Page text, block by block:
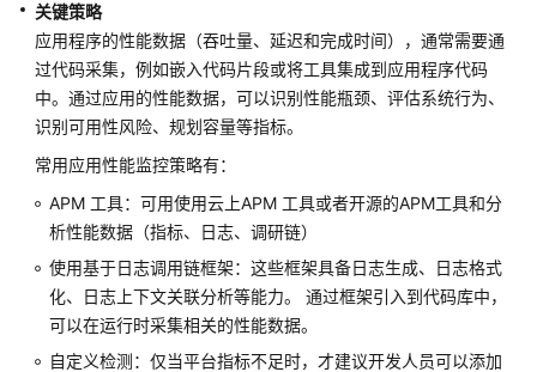
架
与
实
践
越
架
构
术
框
架
简
关键策略
应用程序的性能数据（吞吐量、延迟和完成时间），通常需要通
过代码采集，例如嵌入代码片段或将工具集成到应用程序代码
中。通过应用的性能数据，可以识别性能瓶颈、评估系统行为、
识别可用性风险、规划容量等指标。
常用应用性能监控策略有：
APM 工具：可用使用云上APM 工具或者开源的APM工具和分
析性能数据（指标、日志、调研链）
使用基于日志调用链框架：这些框架具备日志生成、日志格式
化、日志上下文关联分析等能力。 通过框架引入到代码库中，
可以在运行时采集相关的性能数据。
自定义检测：仅当平台指标不足时，才建议开发人员可以添加